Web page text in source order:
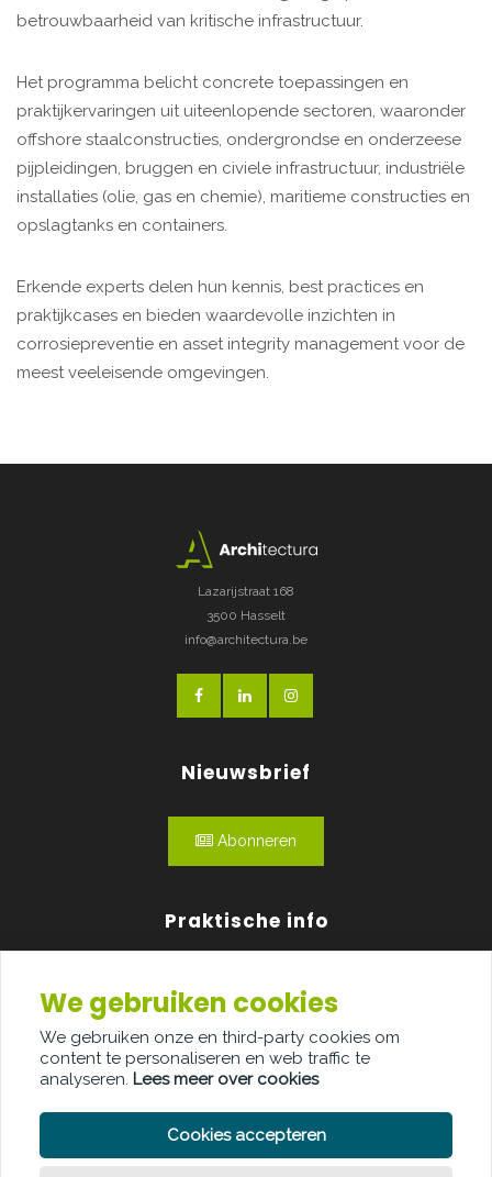
betrouwbaarheid van kritische infrastructuur.
Het programma belicht concrete toepassingen en
praktijkervaringen uit uiteenlopende sectoren, waaronder
offshore staalconstructies, ondergrondse en onderzeese
pijpleidingen, bruggen en civiele infrastructuur, industriële
installaties (olie, gas en chemie), maritieme constructies en
opslagtanks en containers.
Erkende experts delen hun kennis, best practices en
praktijkcases en bieden waardevolle inzichten in
corrosiepreventie en asset integrity management voor de
meest veeleisende omgevingen.
Lazarijstraat 168
3500 Hasselt
info@architectura.be
Nieuwsbrief
Abonneren
Praktische info
Over ons
Adverteren
Contact
We gebruiken cookies
We gebruiken onze en third-party cookies om
content te personaliseren en web traffic te
analyseren. Lees meer over cookies
Cookies accepteren